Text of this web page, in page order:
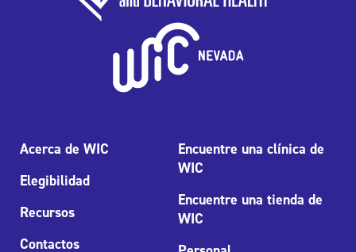
Acerca de WIC
Elegibilidad
Recursos
Contactos
Encuentre una clínica de
WIC
Encuentre una tienda de
WIC